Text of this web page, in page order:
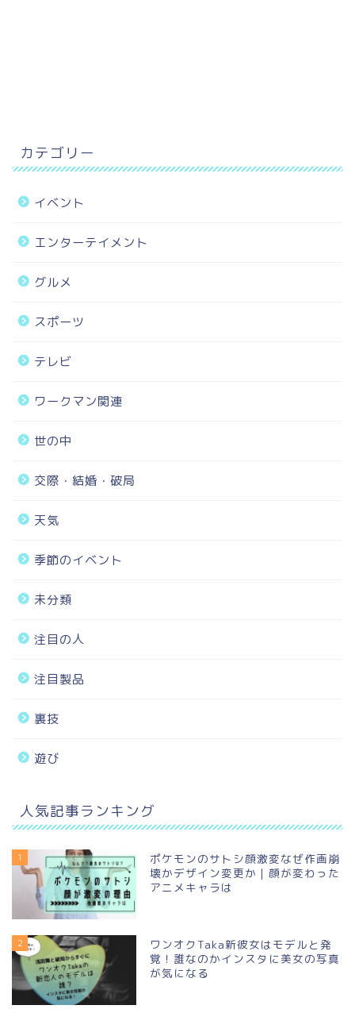
カテゴリー
イベント
エンターテイメント
グルメ
スポーツ
テレビ
ワークマン関連
世の中
交際・結婚・破局
天気
季節のイベント
未分類
注目の人
注目製品
裏技
遊び
人気記事ランキング
1
ポケモンのサトシ顔激変なぜ作画崩
壊かデザイン変更か｜顔が変わった
アニメキャラは
2
ワンオクTaka新彼女はモデルと発
覚！誰なのかインスタに美女の写真
が気になる